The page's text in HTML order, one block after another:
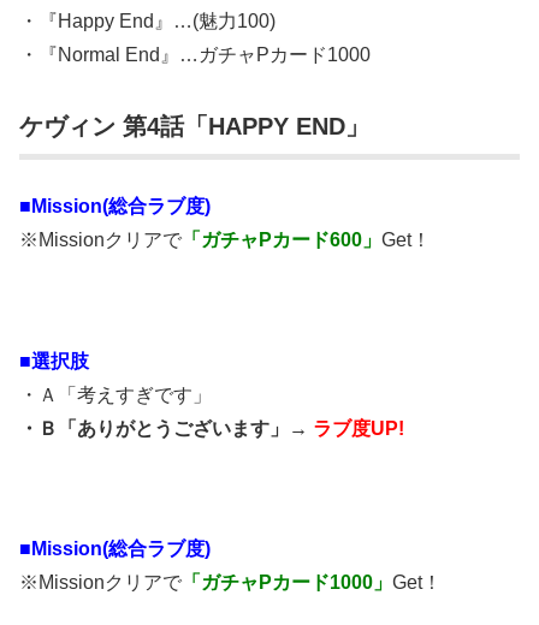
・『Happy End』…(魅力100)
・『Normal End』…ガチャPカード1000
ケヴィン 第4話「HAPPY END」
■Mission(総合ラブ度)
※Missionクリアで 「ガチャPカード600」 Get！
■選択肢
・Ａ「考えすぎです」
・Ｂ「ありがとうございます」→ ラブ度UP!
■Mission(総合ラブ度)
※Missionクリアで 「ガチャPカード1000」 Get！